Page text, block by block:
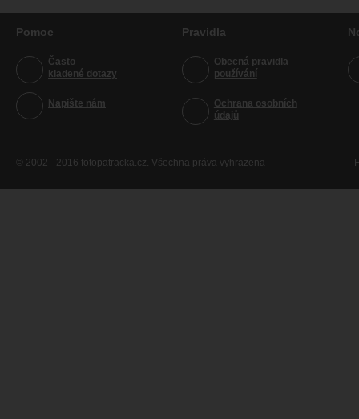
Pomoc
Často
kladené dotazy
Napište nám
Pravidla
Obecná pravidla
používání
Ochrana osobních
údajů
© 2002 - 2016 fotopatracka.cz. Všechna práva vyhrazena